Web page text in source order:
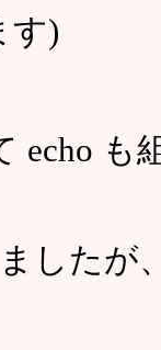
す)
echo も
したが